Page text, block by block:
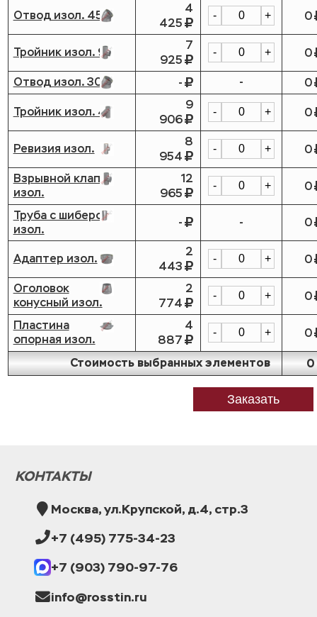
Отвод изол. 45
4
425
- + 0
Тройник изол. 90
7
925
- + 0
Отвод изол. 30 - - 0
Тройник изол. 45
9
906
- + 0
Ревизия изол.
8
954
- + 0
Взрывной клапан
изол.
12
965
- + 0
Труба с шибером
изол.
- - 0
Адаптер изол.
2
443
- + 0
Оголовок
конусный изол.
2
774
- + 0
Пластина
опорная изол.
4
887
- + 0
Стоимость выбранных элементов 0
Заказать
КОНТАКТЫ
Москва, ул.Крупской, д.4, стр.3
+7 (495) 775-34-23
+7 (903) 790-97-76
info@rosstin.ru